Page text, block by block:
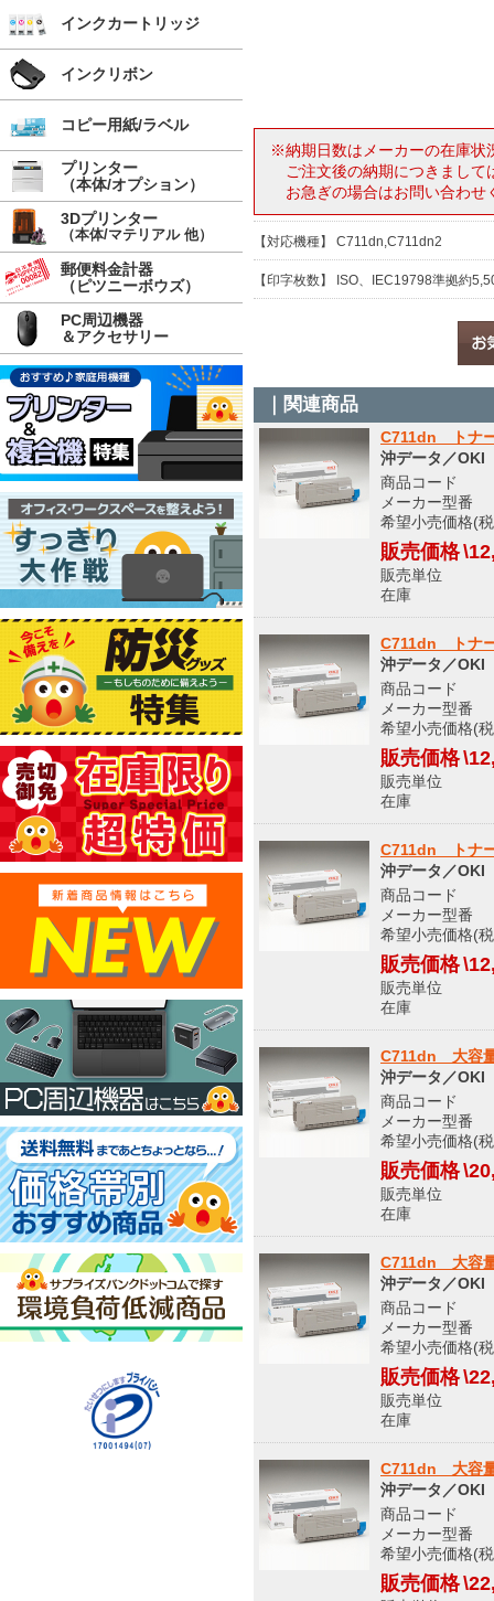
※納期日数はメーカーの在庫状
ご注文後の納期につきまし
お急ぎの場合はお問い合わせ
【対応機種】 C711dn,C711dn2
【印字枚数】 ISO、IEC19798準拠約
｜関連商品
C711dn トナ
沖データ／OKI
商品コー
メーカー型
希望小売価格(
販売価格
販売単
在庫
C711dn トナ
沖データ／OKI
商品コー
メーカー型
希望小売価格(
販売価格
販売単
在庫
C711dn トナ
沖データ／OKI
商品コー
メーカー型
希望小売価格(
販売価格
販売単
在庫
C711dn 大容
沖データ／OKI
商品コー
メーカー型
希望小売価格(
販売価格
販売単
在庫 メ
C711dn 大容
沖データ／OKI
商品コー
メーカー型
希望小売価格(
販売価格
販売単
在庫 メ
C711dn 大容
沖データ／OKI
商品コー
メーカー型
希望小売価格(
販売価格
インクカートリッジ
インクリボン
コピー用紙/ラベル
プリンター
（本体/オプション）
3Dプリンター
（本体/マテリアル 他）
郵便料金計器
（ピツニーボウズ）
PC周辺機器
＆アクセサリー